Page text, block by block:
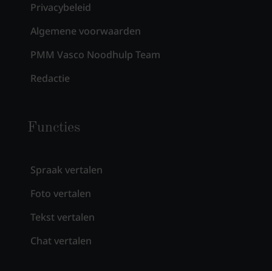
Privacybeleid
Algemene voorwaarden
PMM Vasco Noodhulp Team
Redactie
Functies
Spraak vertalen
Foto vertalen
Tekst vertalen
Chat vertalen